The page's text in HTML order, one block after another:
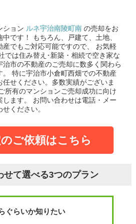
ション ルネ宇治南陵町南 の売却をお
です！
もちろん、戸建て、土地、
産でもご対応可能ですので、 お気軽
では住み替え･新築・相続で空き家な
治市の不動産のご売却に数多く関わら
特に宇治市小倉町西畑での不動産
せください。多数実績がございま
所有のマンションご売却成功に向け
ます。
お問い合わせは電話・メー
ください。
ご依頼はこちら
せて選べる3つのプラン
ぐらいか知りたい